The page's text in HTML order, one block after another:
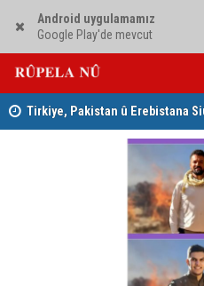
Android uygulamamız
Google Play'de mevcut
Tirkiye, Pakistan û Erebistana